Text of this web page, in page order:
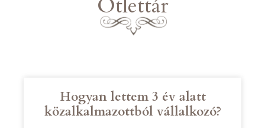
Hogyan lettem 3 év alatt
közalkalmazottból vállalkozó?